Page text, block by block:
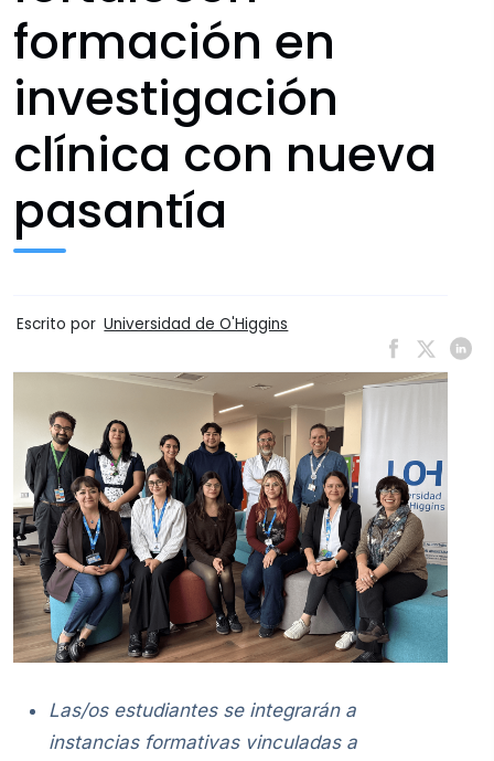
formación en
investigación
clínica con nueva
pasantía
Escrito por Universidad de O'Higgins
Las/os estudiantes se integrarán a
instancias formativas vinculadas a